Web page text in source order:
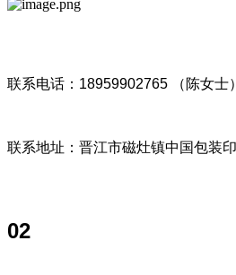
联系电话：18959902765 （陈女士）
联系地址：晋江市磁灶镇中国包装
02